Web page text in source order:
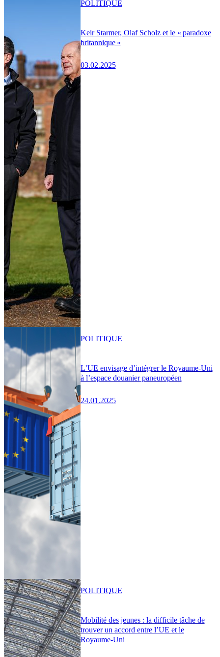
Keir Starmer, Olaf Scholz et le « paradoxe
britannique »
03.02.2025
POLITIQUE
L’UE envisage d’intégrer le Royaume-Uni
à l’espace douanier paneuropéen
24.01.2025
POLITIQUE
Mobilité des jeunes : la difficile tâche de
trouver un accord entre l’UE et le
Royaume-Uni
POLITIQUE